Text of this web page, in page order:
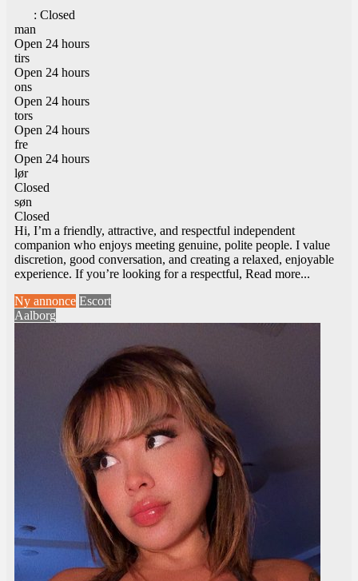
: Closed
man
Open 24 hours
tirs
Open 24 hours
ons
Open 24 hours
tors
Open 24 hours
fre
Open 24 hours
lør
Closed
søn
Closed
Hi, I’m a friendly, attractive, and respectful independent
companion who enjoys meeting genuine, polite people. I value
discretion, good conversation, and creating a relaxed, enjoyable
experience. If you’re looking for a respectful, Read more...
Ny annonce Escort
Aalborg